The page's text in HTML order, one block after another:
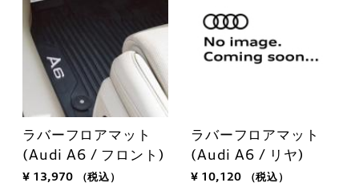
ラバーフロアマット
(Audi A6 / フロント)
¥ 13,970 （税込）
ラバーフロアマット
(Audi A6 / リヤ)
¥ 10,120 （税込）